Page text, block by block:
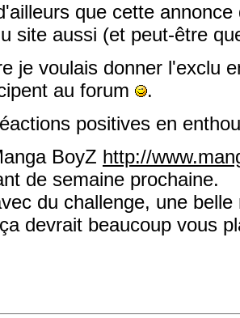
que cette
site aussi (et peut-être
je voulais donner l'exclu
au forum
.
positives en
BoyZ http://
de semaine prochaine.
du challenge, une
devrait beaucoup vous